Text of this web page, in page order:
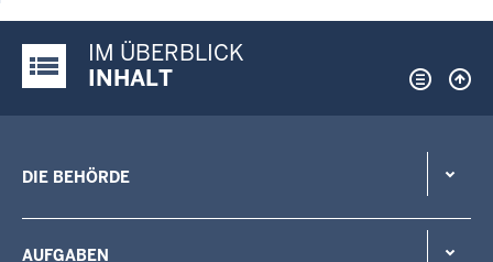
Justiz-Portal im Überblick:
IM ÜBERBLICK
INHALT
DIE BEHÖRDE
AUFGABEN